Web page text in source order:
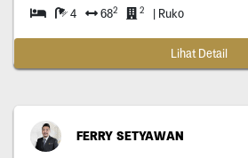
4 682 2 | Ruko
Lihat Detail
FERRY SETYAWAN